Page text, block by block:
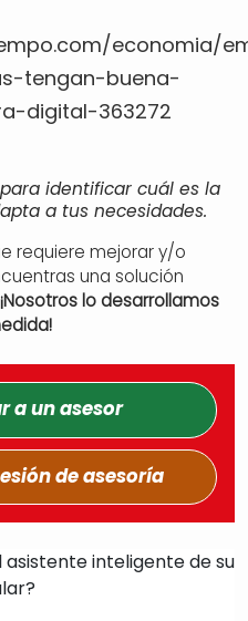
economia/
tengan-buena-
digital-363272
identificar cuál es la
a tus necesidades.
requiere mejorar y/o
una solución
¡Nosotros lo desarrollamos
a unasesor
de asesoría